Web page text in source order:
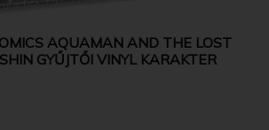
AQUAMAN AND THE LOST
GYŰJTŐI VINYL KARAKTER